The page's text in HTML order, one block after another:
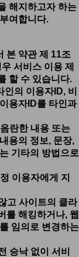
해지하고자 하는
여합니다.
본 약관 제 11조
서비스 이용 제
할 수 있습니다.
의 이용자ID, 비
용자ID를 타인과
란한 내용 또는
용의 정보, 문장,
기타의 방법으로
이용자에게 지
고 사이트의 클라
를 해킹하거나, 웹
임의로 변경하는
승낙 없이 서비